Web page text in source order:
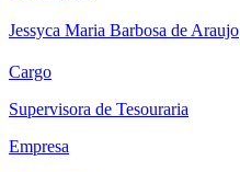
Jessyca Maria Barbosa de Araujo
Cargo
Supervisora de Tesouraria
Empresa